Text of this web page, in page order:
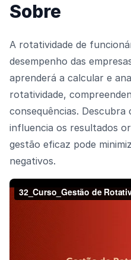
Sobre
A rotatividade de
desempenho das
aprenderá a calcular e
rotatividade,
consequências. Descubra
influencia os resultados
gestão eficaz pode
negativos.